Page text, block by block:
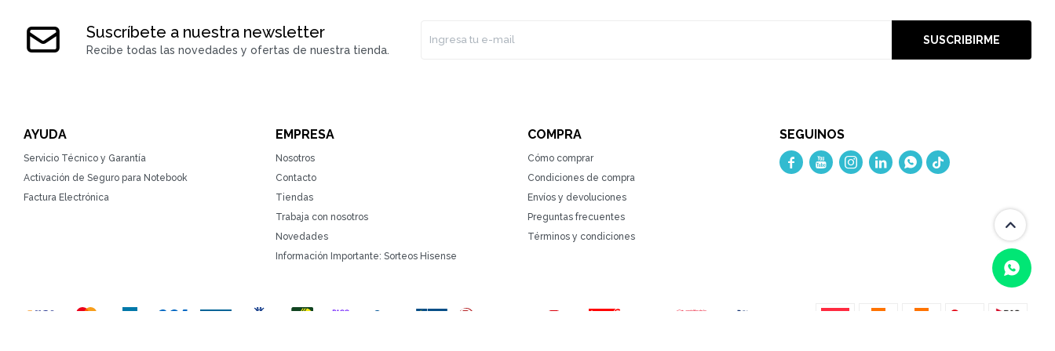
Suscríbete a nuestra newsletter
Recibe todas las novedades y ofertas de nuestra tienda.
SUSCRIBIRME
AYUDA
Servicio Técnico y Garantía
Activación de Seguro para Notebook
Factura Electrónica
EMPRESA
Nosotros
Contacto
Tiendas
Trabaja con nosotros
Novedades
Información Importante: Sorteos Hisense
COMPRA
Cómo comprar
Condiciones de compra
Envíos y devoluciones
Preguntas frecuentes
Términos y condiciones
SEGUINOS
    